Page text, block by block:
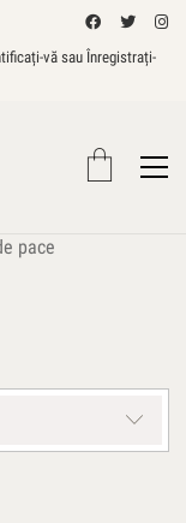
vă sau Înregistrați-
pace